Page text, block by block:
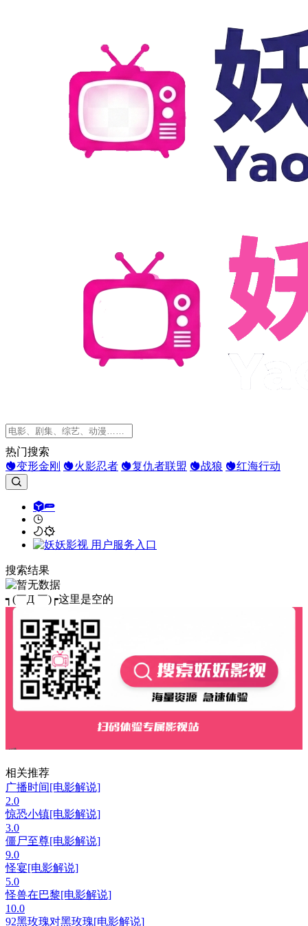
热门搜索
变形金刚
火影忍者 复仇者联盟 战狼 红海行动
搜索结果
┑(￣Д ￣)┍这里是空的
相关推荐
广播时间[电影解说]
2.0
惊恐小镇[电影解说]
3.0
僵尸至尊[电影解说]
9.0
怪宴[电影解说]
5.0
怪兽在巴黎[电影解说]
10.0
92黑玫瑰对黑玫瑰[电影解说]